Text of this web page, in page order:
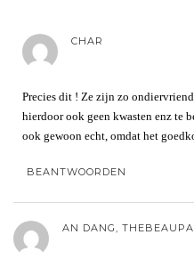
CHAR
Precies dit ! Ze zijn zo
hierdoor ook geen kwasten enz te
ook gewoon echt, omdat het
BEANTWOORDEN
AN DANG,